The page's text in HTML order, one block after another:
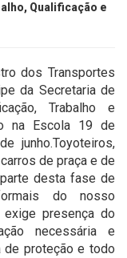
Qualificação e
dos Transportes
da Secretaria de
Trabalho e
na Escola 19 de
junho.Toyoteiros,
de praça e de
desta fase de
do nosso
presença do
necessária e
de proteção e todo